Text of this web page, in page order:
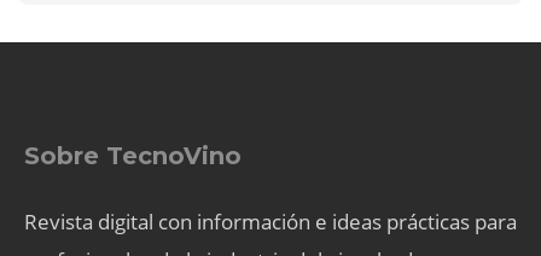
Sobre TecnoVino
Revista digital con información e ideas prácticas para